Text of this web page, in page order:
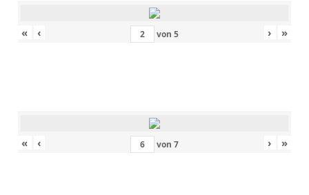
« ‹ von 5 › »
« ‹ von 7 › »